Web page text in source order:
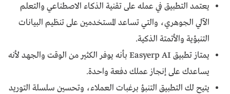
يعتمد التطبيق في عمله على تقنية الذكاء الاصطناعي والتعلم
الآلي الجوهري، والتي تساعد المستخدمين على تنظيم البيانات
التنبؤية والأتمتة الذكية.
يمتاز تطبيق Easyerp AI بأنه يوفر الكثير من الوقت والجهد لأنه
يساعدك على إنجاز عملك دفعة واحدة.
يتيح لك التطبيق التنبؤ برغبات العملاء، وتحسين سلسلة التوريد